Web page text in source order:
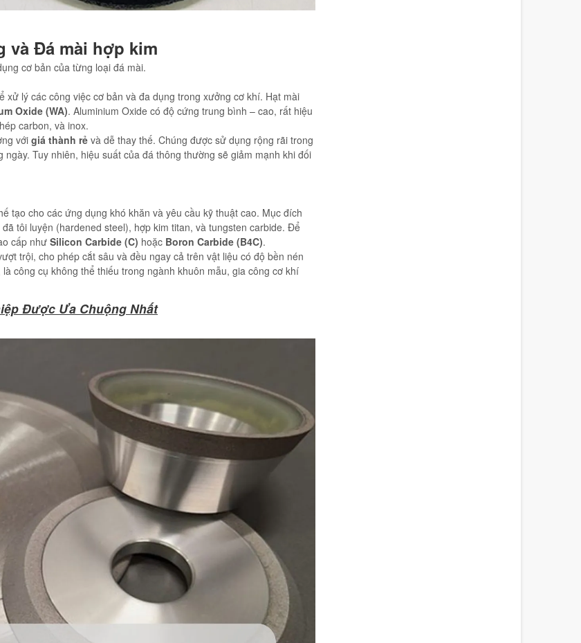
và Đá mài hợp kim
cơ bản của từng loại đá mài.
lý các công việc cơ bản và đa dụng trong xưởng cơ khí. Hạt mài
Oxide (WA). Aluminium Oxide có độ cứng trung bình – cao, rất hiệu
carbon, và inox.
vớigiá thành rẻ và dễ thay thế. Chúng được sử dụng rộng rãi trong
Tuy nhiên, hiệu suất của đá thông thường sẽ giảm mạnh khi đối
tạo cho các ứng dụng khó khăn và yêu cầu kỹ thuật cao. Mục đích
tôi luyện (hardened steel), hợp kim titan, và tungsten carbide. Để
cấp nhưSilicon Carbide (C)hoặcBoron Carbide (B4C).
trội, cho phép cắt sâu và đều ngay cả trên vật liệu có độ bền nén
công cụ không thể thiếu trong ngành khuôn mẫu, gia công cơ khí
Được Ưa Chuộng Nhất